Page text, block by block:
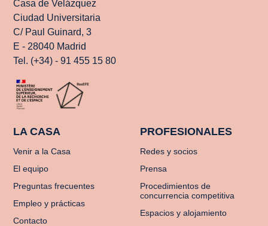
Casa de Velázquez
Ciudad Universitaria
C/ Paul Guinard, 3
E - 28040 Madrid
Tel. (+34) - 91 455 15 80
LA CASA
Venir a la Casa
El equipo
Preguntas frecuentes
Empleo y prácticas
Contacto
PROFESIONALES
Redes y socios
Prensa
Procedimientos de
concurrencia competitiva
Espacios y alojamiento